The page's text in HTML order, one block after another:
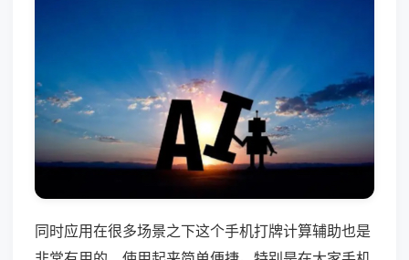
同时应用在很多场景之下这个手机打牌计算辅助也是